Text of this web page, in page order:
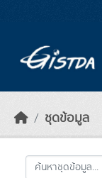
ชุดข้อมูล